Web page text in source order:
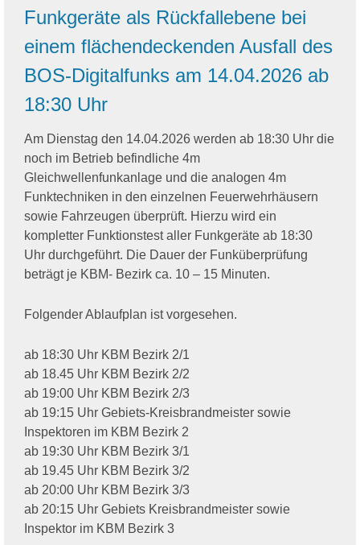
Funkgeräte als Rückfallebene bei
einem flächendeckenden Ausfall des
BOS-Digitalfunks am 14.04.2026 ab
18:30 Uhr
Am Dienstag den 14.04.2026 werden ab 18:30 Uhr die
noch im Betrieb befindliche 4m
Gleichwellenfunkanlage und die analogen 4m
Funktechniken in den einzelnen Feuerwehrhäusern
sowie Fahrzeugen überprüft. Hierzu wird ein
kompletter Funktionstest aller Funkgeräte ab 18:30
Uhr durchgeführt. Die Dauer der Funküberprüfung
beträgt je KBM- Bezirk ca. 10 – 15 Minuten.
Folgender Ablaufplan ist vorgesehen.
ab 18:30 Uhr KBM Bezirk 2/1
ab 18.45 Uhr KBM Bezirk 2/2
ab 19:00 Uhr KBM Bezirk 2/3
ab 19:15 Uhr Gebiets-Kreisbrandmeister sowie
Inspektoren im KBM Bezirk 2
ab 19:30 Uhr KBM Bezirk 3/1
ab 19.45 Uhr KBM Bezirk 3/2
ab 20:00 Uhr KBM Bezirk 3/3
ab 20:15 Uhr Gebiets Kreisbrandmeister sowie
Inspektor im KBM Bezirk 3